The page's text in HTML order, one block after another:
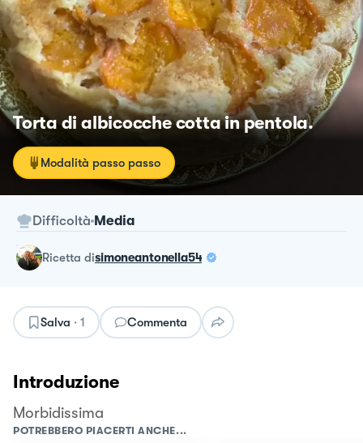
Torta di albicocche cotta in pentola.
Modalità passo passo
Difficoltà Media
ricetta disimoneantonella54
Salva · 1 Commenta
Introduzione
Morbidissima
POTREBBERO PIACERTI ANCHE...